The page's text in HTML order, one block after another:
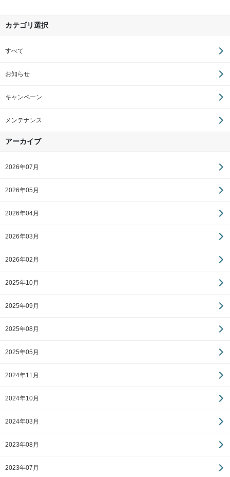
カテゴリ選択
すべて
お知らせ
キャンペーン
メンテナンス
アーカイブ
2026年07月
2026年05月
2026年04月
2026年03月
2026年02月
2025年10月
2025年09月
2025年08月
2025年05月
2024年11月
2024年10月
2024年03月
2023年08月
2023年07月